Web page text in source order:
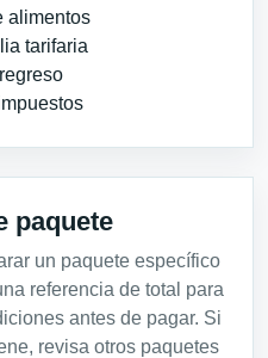
alimentos
tarifaria
paquete
un paquete específico
referencia de total para
antes de pagar. Si
revisa otros paquetes